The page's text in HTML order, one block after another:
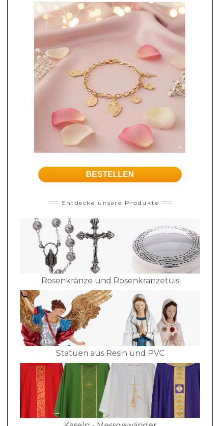
BESTELLEN
Entdecke unsere Produkte
Rosenkränze und Rosenkranzetuis
Statuen aus Resin und PVC